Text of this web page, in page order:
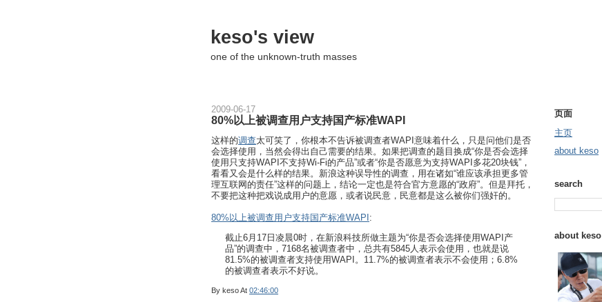
keso's view
one of the unknown-truth masses
2009-06-17
80%以上被调查用户支持国产标准WAPI
这样的调查太可笑了，你根本不告诉被调查者WAPI意味着什么，只是问他们是否
会选择使用，当然会得出自己需要的结果。如果把调查的题目换成“你是否会选择
使用只支持WAPI不支持Wi-Fi的产品”或者“你是否愿意为支持WAPI多花20块钱”，
看看又会是什么样的结果。新浪这种误导性的调查，用在诸如“谁应该承担更多管
理互联网的责任”这样的问题上，结论一定也是符合官方意愿的“政府”。但是拜托，
不要把这种把戏说成用户的意愿，或者说民意，民意都是这么被你们强奸的。
80%以上被调查用户支持国产标准WAPI :
截止6月17日凌晨0时，在新浪科技所做主题为“你是否会选择使用WAPI产
品”的调查中，7168名被调查者中，总共有5845人表示会使用，也就是说
81.5%的被调查者支持使用WAPI。11.7%的被调查者表示不会使用；6.8%
的被调查者表示不好说。
By kesoAt 02:46:00
页面
主页
about keso
search
about keso